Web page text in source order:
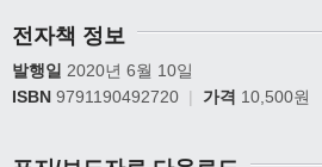
전자책 정보
발행일 2020년 6월 10일
ISBN 9791190492720 | 가격 10,500원